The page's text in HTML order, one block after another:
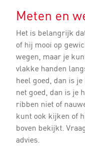
Meten en
Het is belangrijk
of hij mooi op
wegen, maar je
vlakke handen
heel goed, dan is
net goed, dan is je
ribben niet of
kunt ook kijken of
boven bekijkt.
advies.